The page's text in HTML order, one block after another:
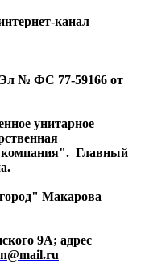
канал
№ ФС 77-59166 от
унитарное
компания". Главный
Макарова
9А; адрес